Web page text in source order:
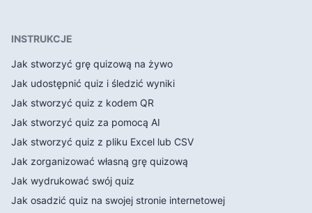
INSTRUKCJE
Jak stworzyć grę quizową na żywo
Jak udostępnić quiz i śledzić wyniki
Jak stworzyć quiz z kodem QR
Jak stworzyć quiz za pomocą AI
Jak stworzyć quiz z pliku Excel lub CSV
Jak zorganizować własną grę quizową
Jak wydrukować swój quiz
Jak osadzić quiz na swojej stronie internetowej